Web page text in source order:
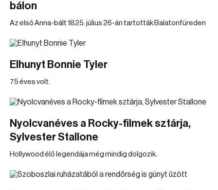
bálon
Az első Anna-bált 1825. július 26-án tartották Balatonfüreden
Elhunyt Bonnie Tyler
75 éves volt.
Nyolcvanéves a Rocky-filmek sztárja,
Sylvester Stallone
Hollywood élő legendája még mindig dolgozik.